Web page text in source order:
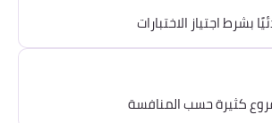
بشرط اجتياز الاختبارات
كثيرة حسب المنافسة